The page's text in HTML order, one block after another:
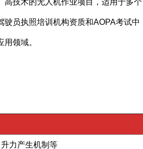
技术的无人机作业项目，适用于多个
员执照培训机构资质和AOPA考试中
领域。
力产生机制等